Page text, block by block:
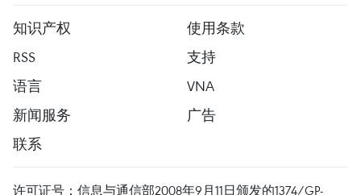
知识产权
使用条款
RSS
支持
语言
VNA
新闻服务
广告
联系
许可证号：信息与通信部2008年9月11日颁发的1374/GP-